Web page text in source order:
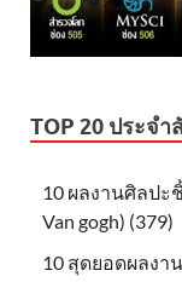
TOP 20 ประจำ
10 ผลงานศิลปะ
Van gogh) (379)
10 สุดยอดผลงา